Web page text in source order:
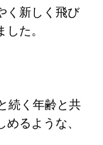
く新しく飛び
た。
続く年齢と共
るような、